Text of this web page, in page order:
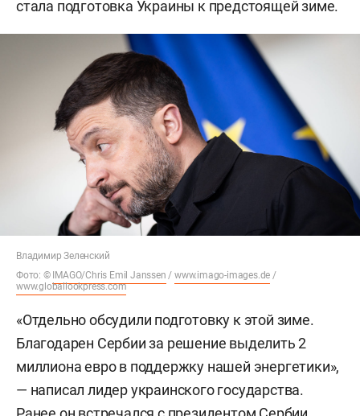
стала подготовка Украины к предстоящей зиме.
Владимир Зеленский
Фото: © IMAGO/Chris Emil Janssen /www.imago-images.de /
www.globallookpress.com
«Отдельно обсудили подготовку к этой зиме.
Благодарен Сербии за решение выделить 2
миллиона евро в поддержку нашей энергетики»,
— написал лидер украинского государства.